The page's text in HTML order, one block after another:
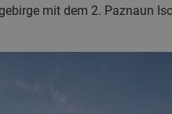
mit dem 2. Paznaun